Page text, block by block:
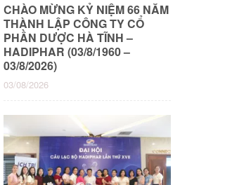
CHÀO MỪNG KỶ NIỆM 66 NĂM
THÀNH LẬP CÔNG TY CỔ
PHẦN DƯỢC HÀ TĨNH –
HADIPHAR (03/8/1960 –
03/8/2026)
03/08/2026